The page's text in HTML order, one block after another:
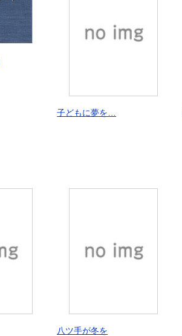
子どもに夢を…
八ツ手が冬を